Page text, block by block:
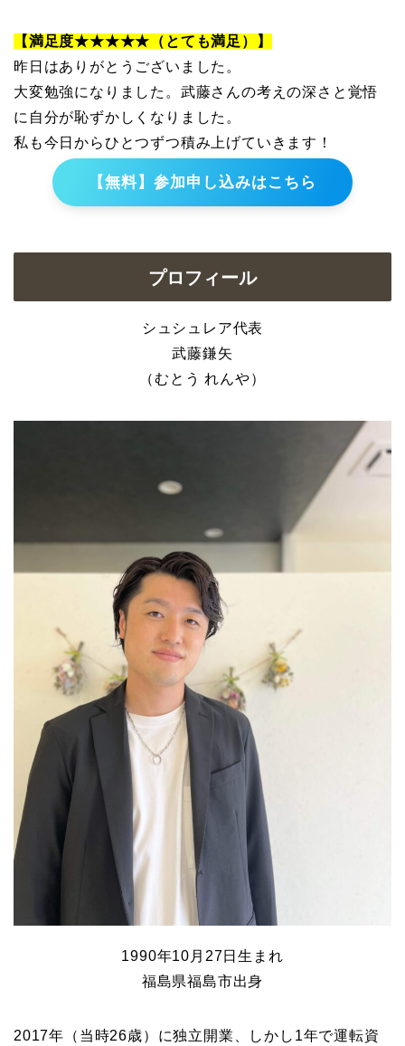
【満足度★★★★★（とても満足）】
昨日はありがとうございました。
大変勉強になりました。武藤さんの考えの深さと覚悟
に自分が恥ずかしくなりました。
私も今日からひとつずつ積み上げていきます！
【無料】参加申し込みはこちら
プロフィール
シュシュレア代表
武藤鎌矢
（むとう れんや）
1990年10月27日生まれ
福島県福島市出身
2017年（当時26歳）に独立開業、しかし1年で運転資